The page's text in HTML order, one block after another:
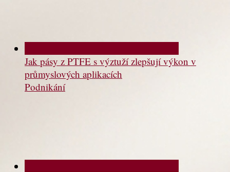
Jak pásy z PTFE s výztuží zlepšují výkon v
průmyslových aplikacích
Podnikání